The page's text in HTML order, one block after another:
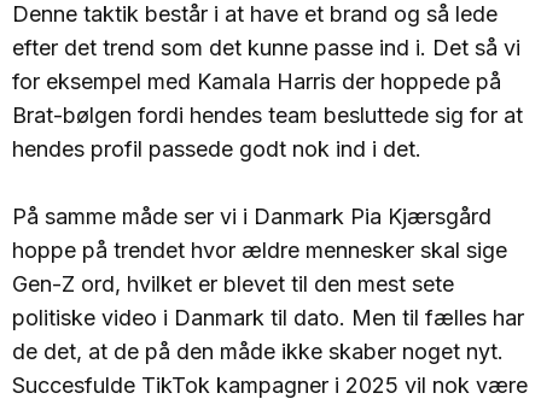
Denne taktik består i at have et brand og så lede
efter det trend som det kunne passe ind i. Det så vi
for eksempel med Kamala Harris der hoppede på
Brat-bølgen fordi hendes team besluttede sig for at
hendes profil passede godt nok ind i det.
På samme måde ser vi i Danmark Pia Kjærsgård
hoppe på trendet hvor ældre mennesker skal sige
Gen-Z ord, hvilket er blevet til den mest sete
politiske video i Danmark til dato. Men til fælles har
de det, at de på den måde ikke skaber noget nyt.
Succesfulde TikTok kampagner i 2025 vil nok være